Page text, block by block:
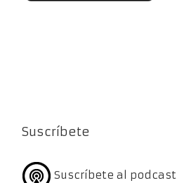
Suscríbete
Suscríbete al podcast